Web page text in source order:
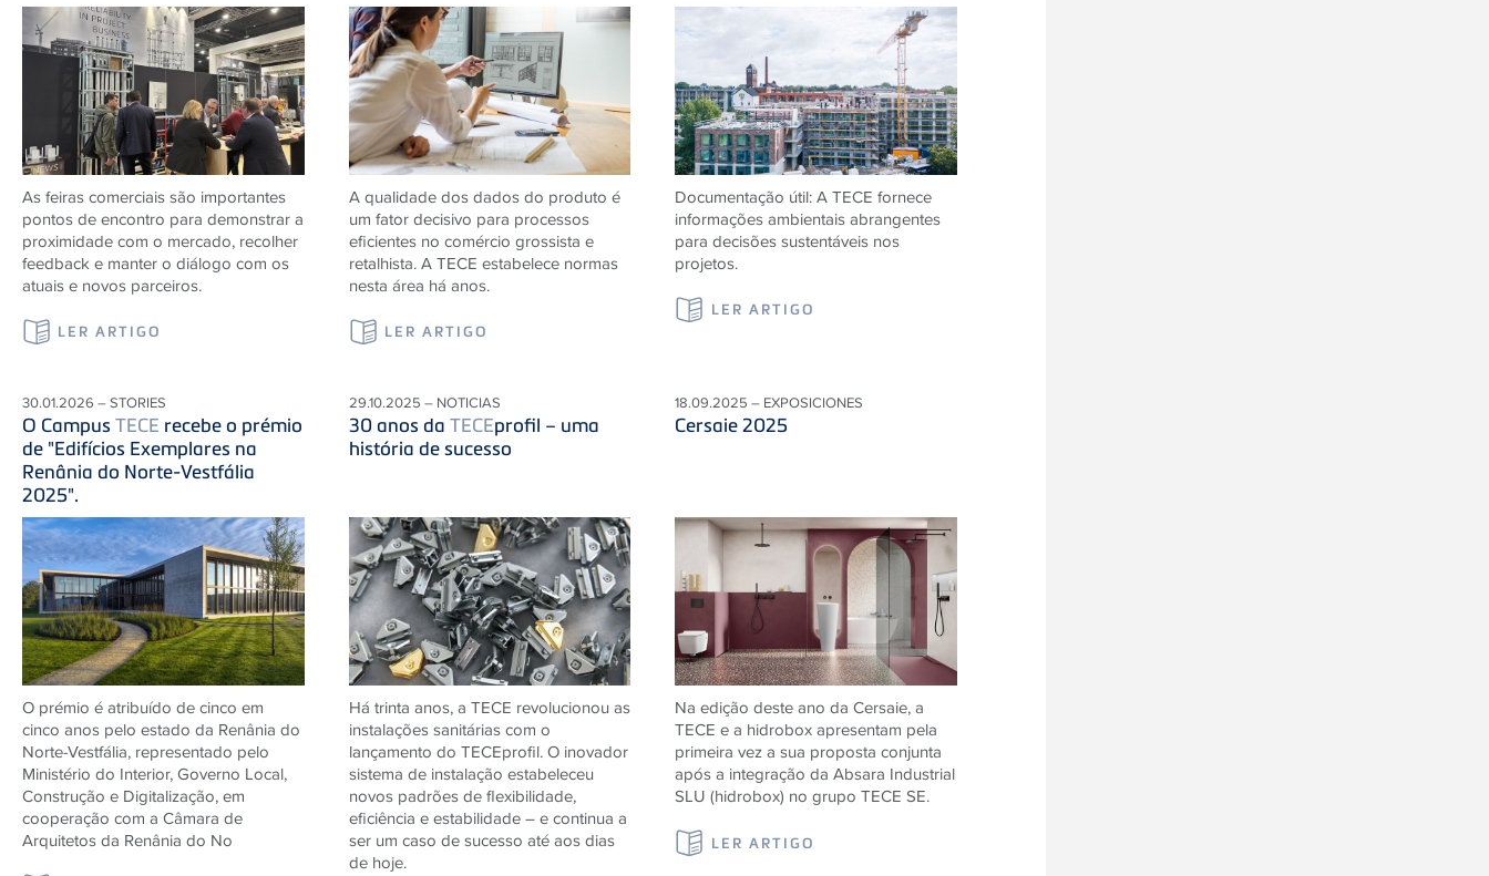
As feiras comerciais são importantes
pontos de encontro para demonstrar a
proximidade com o mercado, recolher
feedback e manter o diálogo com os
atuais e novos parceiros.
LER ARTIGO
A qualidade dos dados do produto é
um fator decisivo para processos
eficientes no comércio grossista e
retalhista. ATECE estabelece normas
nesta área há anos.
LER ARTIGO
Documentação útil: ATECE fornece
informações ambientais abrangentes
para decisões sustentáveis ​​nos
projetos.
LER ARTIGO
30.01.2026 – STORIES
O Campus TECE recebe o prémio
de "Edifícios Exemplares na
Renânia do Norte-Vestfália
2025".
O prémio é atribuído de cinco em
cinco anos pelo estado da Renânia do
Norte-Vestfália, representado pelo
Ministério do Interior, Governo Local,
Construção e Digitalização, em
cooperação com a Câmara de
Arquitetos da Renânia do No
29.10.2025 – NOTICIAS
30 anos da TECEprofil – uma
história de sucesso
Há trinta anos, a TECE revolucionou as
instalações sanitárias com o
lançamento do TECEprofil. O inovador
sistema de instalação estabeleceu
novos padrões de flexibilidade,
eficiência e estabilidade – e continua a
ser um caso de sucesso até aos dias
de hoje.
18.09.2025 – EXPOSICIONES
Cersaie 2025
Na edição deste ano da Cersaie, a
TECE e a hidrobox apresentam pela
primeira vez a sua proposta conjunta
após a integração da Absara Industrial
SLU (hidrobox) no grupo TECE SE.
LER ARTIGO